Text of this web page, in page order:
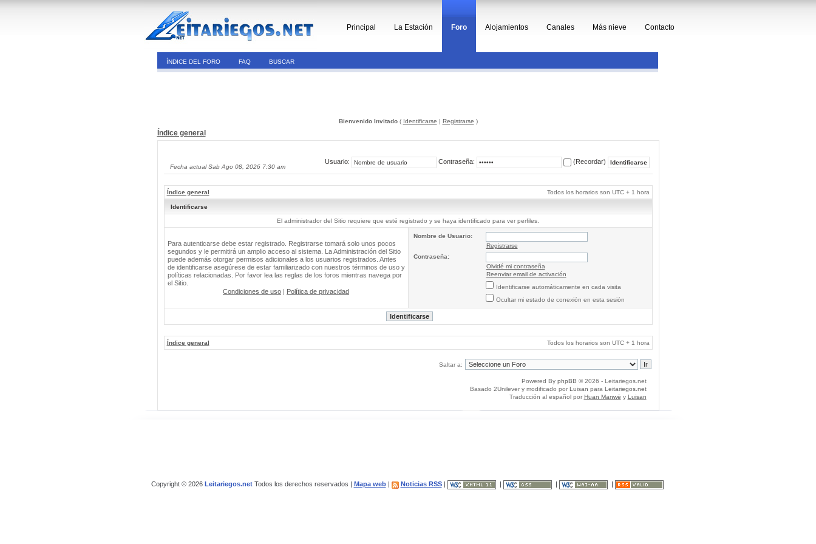
Principal La Estación Foro Alojamientos Canales Más nieve Contacto
ÍNDICE DEL FORO FAQ BUSCAR
Bienvenido Invitado( Identificarse | Registrarse )
Índice general
Fecha actual Sab Ago 08, 2026 7:30 am
Usuario: Contraseña: (Recordar)
Índice general Todos los horarios son UTC + 1 hora
Identificarse
El administrador del Sitio requiere que esté registrado y se haya identificado para ver perfiles.
Para autenticarse debe estar registrado. Registrarse tomará solo unos pocos
segundos y le permitirá un amplio acceso al sistema. La Administración del Sitio
puede además otorgar permisos adicionales a los usuarios registrados. Antes
de identificarse asegúrese de estar familiarizado con nuestros términos de uso y
políticas relacionadas. Por favor lea las reglas de los foros mientras navega por
el Sitio.
Condiciones de uso | Política de privacidad
Nombre de Usuario:
Registrarse
Contraseña:
Olvidé mi contraseña
Reenviar email de activación
Identificarse automáticamente en cada visita
Ocultar mi estado de conexión en esta sesión
Índice general Todos los horarios son UTC + 1 hora
Saltar a:
Powered By phpBB © 2026 - Leitariegos.net
Basado 2Unilever y modificado por Luisan para Leitariegos.net
Traducción al español por Huan Manwë y Luisan
Copyright © 2026 Leitariegos.netTodos los derechos reservados | Mapa web| Noticias RSS|